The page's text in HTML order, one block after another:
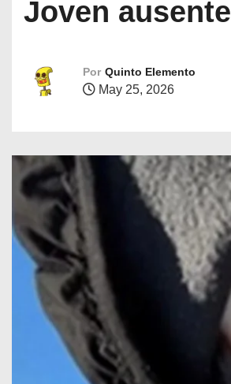
Joven ausente
Por Quinto Elemento
May 25, 2026